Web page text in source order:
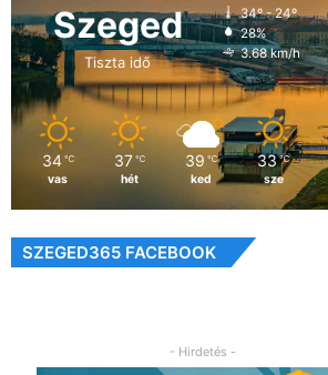
Szeged
Tiszta idő
34º - 24º
28%
3.68 km/h
34 ℃
vas
37 ℃
hét
39 ℃
ked
33 ℃
sze
SZEGED365 FACEBOOK
- Hirdetés -